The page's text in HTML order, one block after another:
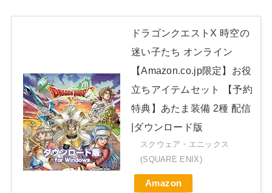
ドラゴンクエストX 時空の
迷い子たち オンライン
【Amazon.co.jp限定】お役
立ちアイテムセット 【予約
特典】あたま装備 2種 配信
|ダウンロード版
スクウェア・エニックス
(SQUARE ENIX)
Amazon